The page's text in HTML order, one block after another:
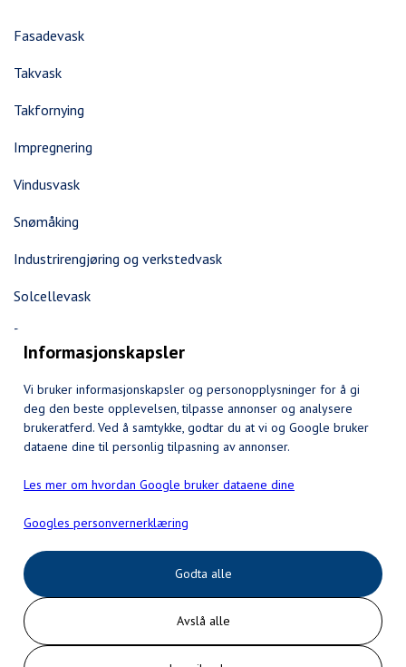
Informasjonskapsler
Vi bruker informasjonskapsler og personopplysninger for å gi
deg den beste opplevelsen, tilpasse annonser og analysere
brukeratferd. Ved å samtykke, godtar du at vi og Google bruker
dataene dine til personlig tilpasning av annonser.
Les mer om hvordan Google bruker dataene dine
Googles personvernerklæring
Avslå alle
Godta alle
Fasadevask
Takvask
Takfornying
Impregnering
Vindusvask
Snømåking
Industrirengjøring og verkstedvask
Solcellevask
Takrennerens
Overflatevask
Terrassevask
Bryggevask
Algebehandling
Kontakt
+47 483 87 354
bendik@eiendomsvask.no